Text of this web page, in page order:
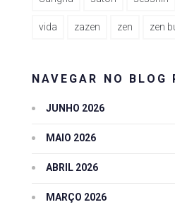
vida zazen zen zen
NAVEGAR NO BLOG
JUNHO 2026
MAIO 2026
ABRIL 2026
MARÇO 2026